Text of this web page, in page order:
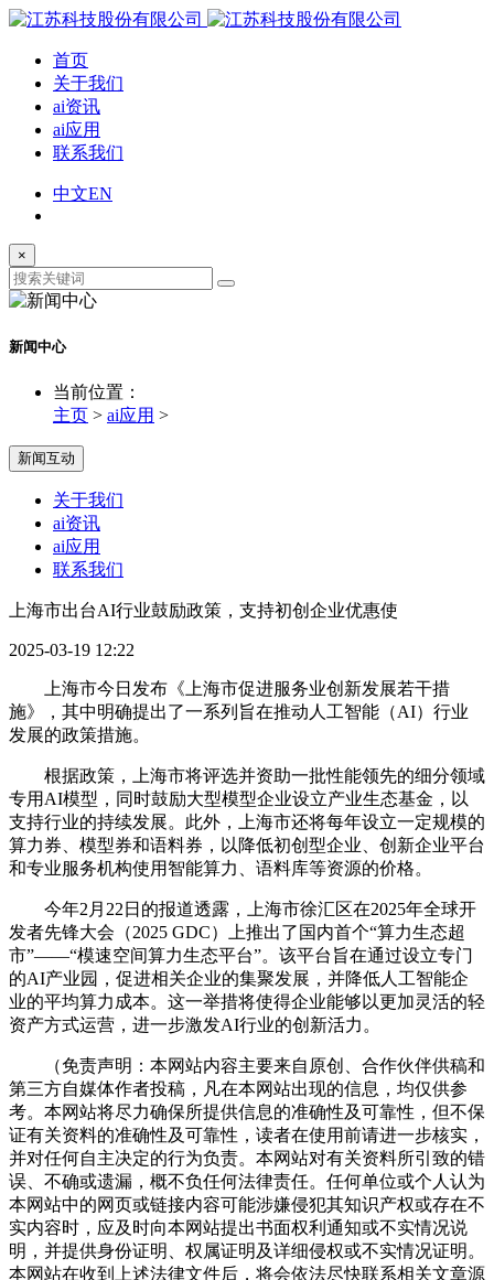
首页
关于我们
ai资讯
ai应用
联系我们
中文EN
×
新闻中心
当前位置：
主页 > ai应用 >
新闻互动
关于我们
ai资讯
ai应用
联系我们
上海市出台AI行业鼓励政策，支持初创企业优惠使
2025-03-19 12:22
上海市今日发布《上海市促进服务业创新发展若干措
施》，其中明确提出了一系列旨在推动人工智能（AI）行业
发展的政策措施。
根据政策，上海市将评选并资助一批性能领先的细分领域
专用AI模型，同时鼓励大型模型企业设立产业生态基金，以
支持行业的持续发展。此外，上海市还将每年设立一定规模的
算力券、模型券和语料券，以降低初创型企业、创新企业平台
和专业服务机构使用智能算力、语料库等资源的价格。
今年2月22日的报道透露，上海市徐汇区在2025年全球开
发者先锋大会（2025 GDC）上推出了国内首个“算力生态超
市”——“模速空间算力生态平台”。该平台旨在通过设立专门
的AI产业园，促进相关企业的集聚发展，并降低人工智能企
业的平均算力成本。这一举措将使得企业能够以更加灵活的轻
资产方式运营，进一步激发AI行业的创新活力。
（免责声明：本网站内容主要来自原创、合作伙伴供稿和
第三方自媒体作者投稿，凡在本网站出现的信息，均仅供参
考。本网站将尽力确保所提供信息的准确性及可靠性，但不保
证有关资料的准确性及可靠性，读者在使用前请进一步核实，
并对任何自主决定的行为负责。本网站对有关资料所引致的错
误、不确或遗漏，概不负任何法律责任。任何单位或个人认为
本网站中的网页或链接内容可能涉嫌侵犯其知识产权或存在不
实内容时，应及时向本网站提出书面权利通知或不实情况说
明，并提供身份证明、权属证明及详细侵权或不实情况证明。
本网站在收到上述法律文件后，将会依法尽快联系相关文章源